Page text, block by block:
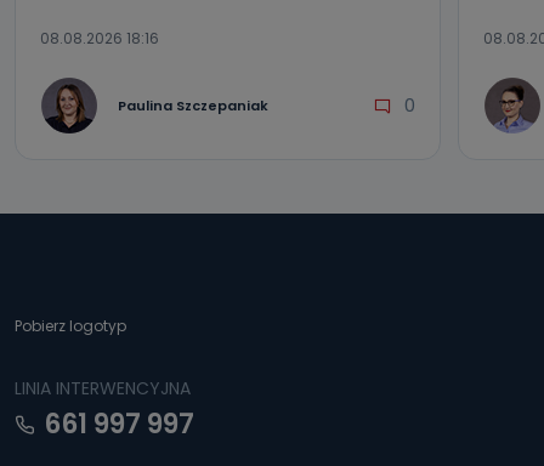
08.08.2026 18:16
Paulina Szczepaniak 0
Pobierz logotyp
LINIA INTERWENCYJNA
661 997 997